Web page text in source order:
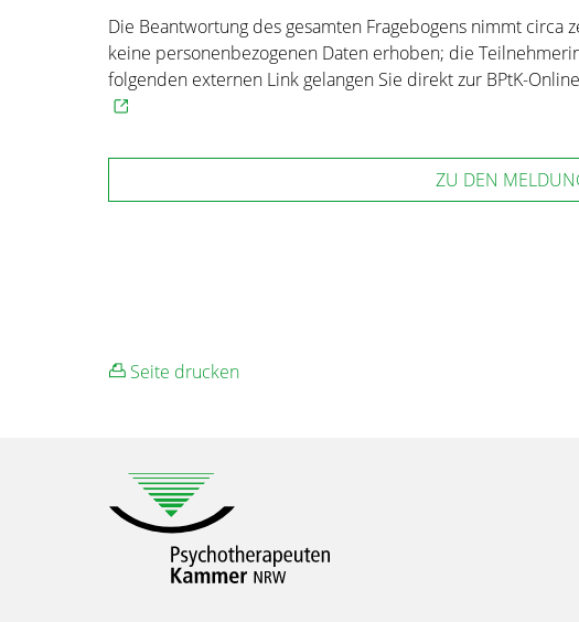
Die Beantwortung des gesamten Fragebogens nimmt circa
keine personenbezogenen Daten erhoben; die
folgenden externen Link gelangen Sie direkt zur BPtK-
ZU DEN
Seite drucken